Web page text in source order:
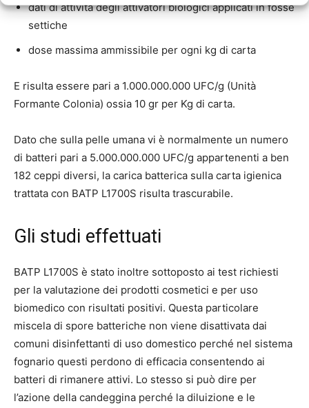
dati di attività degli attivatori biologici applicati in fosse
settiche
dose massima ammissibile per ogni kg di carta
E risulta essere pari a 1.000.000.000 UFC/g (Unità
Formante Colonia) ossia 10 gr per Kg di carta.
Dato che sulla pelle umana vi è normalmente un numero
di batteri pari a 5.000.000.000 UFC/g appartenenti a ben
182 ceppi diversi, la carica batterica sulla carta igienica
trattata con BATP L1700S risulta trascurabile.
Gli studi effettuati
BATP L1700S è stato inoltre sottoposto ai test richiesti
per la valutazione dei prodotti cosmetici e per uso
biomedico con risultati positivi. Questa particolare
miscela di spore batteriche non viene disattivata dai
comuni disinfettanti di uso domestico perché nel sistema
fognario questi perdono di efficacia consentendo ai
batteri di rimanere attivi. Lo stesso si può dire per
l’azione della candeggina perché la diluizione e le